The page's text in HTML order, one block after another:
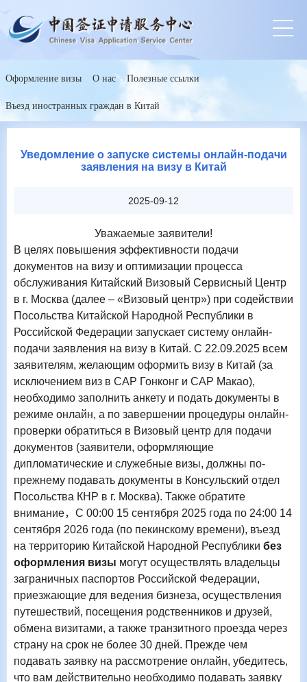
Оформление визы О нас Полезные ссылки
Въезд иностранных граждан в Китай
Уведомление о запуске системы онлайн-подачи
заявления на визу в Китай
2025-09-12
Уважаемые заявители!
В целях повышения эффективности подачи
документов на визу и оптимизации процесса
обслуживания Китайский Визовый Сервисный Центр
в г. Москва (далее – «Визовый центр») при содействии
Посольства Китайской Народной Республики в
Российской Федерации запускает систему онлайн-
подачи заявления на визу в Китай. С 22.09.2025 всем
заявителям, желающим оформить визу в Китай (за
исключением виз в САР Гонконг и САР Макао),
необходимо заполнить анкету и подать документы в
режиме онлайн, а по завершении процедуры онлайн-
проверки обратиться в Визовый центр для подачи
документов (заявители, оформляющие
дипломатические и служебные визы, должны по-
прежнему подавать документы в Консульский отдел
Посольства КНР в г. Москва). Также обратите
внимание， С 00:00 15 сентября 2025 года по 24:00 14
сентября 2026 года (по пекинскому времени), въезд
на территорию Китайской Народной Республики без
оформления визы могут осуществлять владельцы
заграничных паспортов Российской Федерации,
приезжающие для ведения бизнеза, осуществления
путешествий, посещения родственников и друзей,
обмена визитами, а также транзитного проезда через
страну на срок не более 30 дней. Прежде чем
подавать заявку на рассмотрение онлайн, убедитесь,
что вам действительно необходимо подавать заявку